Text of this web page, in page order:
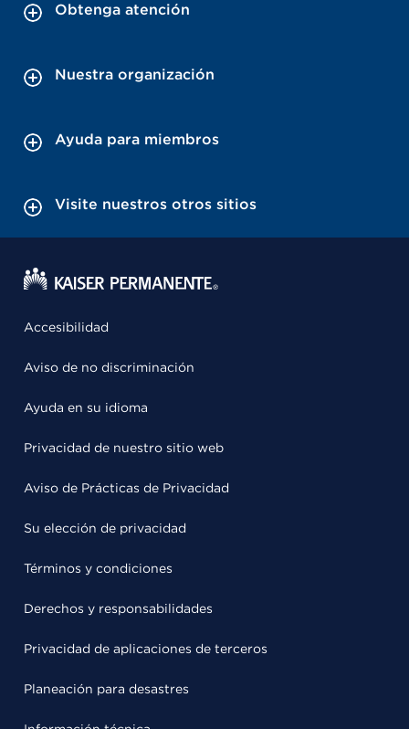
Obtenga atención
Nuestra organización
Ayuda para miembros
Visite nuestros otros sitios
Accesibilidad
Aviso de no discriminación
Ayuda en su idioma
Privacidad de nuestro sitio web
Aviso de Prácticas de Privacidad
Su elección de privacidad
Términos y condiciones
Derechos y responsabilidades
Privacidad de aplicaciones de terceros
Planeación para desastres